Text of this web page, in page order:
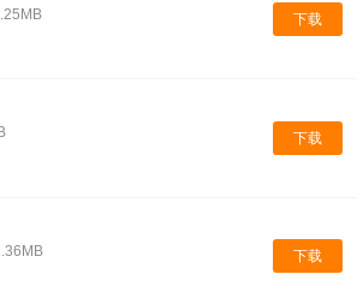
下载
下载
下载